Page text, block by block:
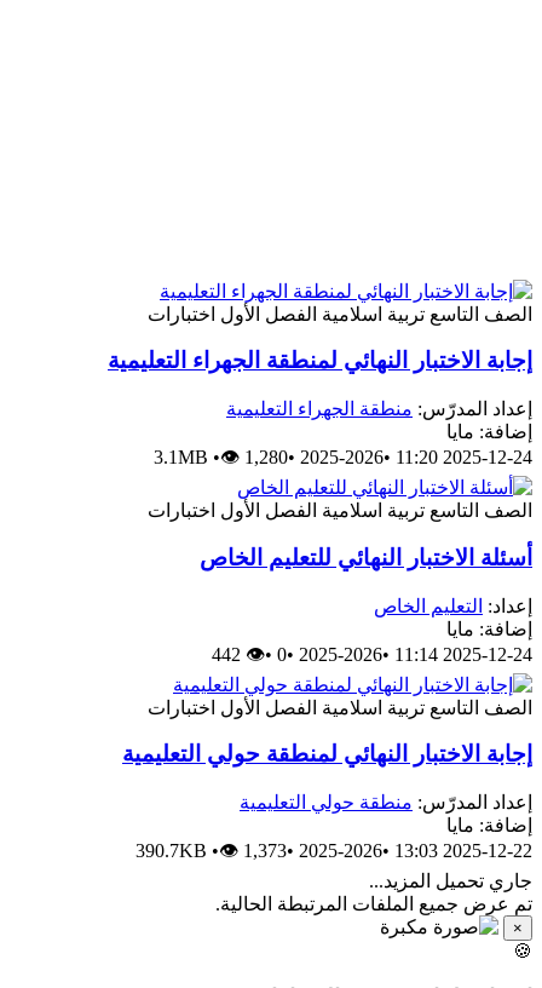
الصف التاسع تربية اسلامية الفصل الأول اختبارات
إجابة الاختبار النهائي لمنطقة الجهراء التعليمية
إعداد المدرّس: منطقة الجهراء التعليمية
إضافة: مايا
2025-12-24 11:20
•
2025-2026
•
3.1MB •👁 1,280
الصف التاسع تربية اسلامية الفصل الأول اختبارات
أسئلة الاختبار النهائي للتعليم الخاص
إعداد: التعليم الخاص
إضافة: مايا
2025-12-24 11:14
•
2025-2026
•
0
•
👁 442
الصف التاسع تربية اسلامية الفصل الأول اختبارات
إجابة الاختبار النهائي لمنطقة حولي التعليمية
إعداد المدرّس: منطقة حولي التعليمية
إضافة: مايا
2025-12-22 13:03
•
2025-2026
•
390.7KB •👁 1,373
جاري تحميل المزيد...
تم عرض جميع الملفات المرتبطة الحالية.
×
🍪